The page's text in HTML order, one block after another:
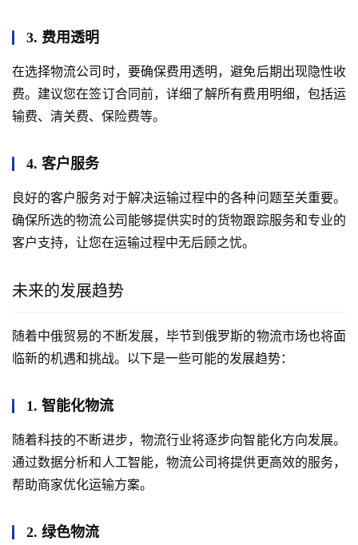
3. 费用透明
在选择物流公司时，要确保费用透明，避免后期出现隐性收
费。建议您在签订合同前，详细了解所有费用明细，包括运
输费、清关费、保险费等。
4. 客户服务
良好的客户服务对于解决运输过程中的各种问题至关重要。
确保所选的物流公司能够提供实时的货物跟踪服务和专业的
客户支持，让您在运输过程中无后顾之忧。
未来的发展趋势
随着中俄贸易的不断发展，毕节到俄罗斯的物流市场也将面
临新的机遇和挑战。以下是一些可能的发展趋势：
1. 智能化物流
随着科技的不断进步，物流行业将逐步向智能化方向发展。
通过数据分析和人工智能，物流公司将提供更高效的服务，
帮助商家优化运输方案。
2. 绿色物流